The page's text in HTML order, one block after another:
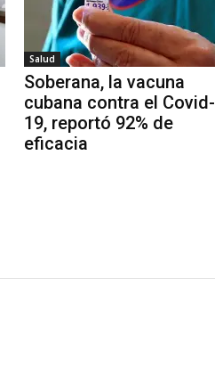
Salud
Soberana, la vacuna
cubana contra el Covid-
19, reportó 92% de
eficacia